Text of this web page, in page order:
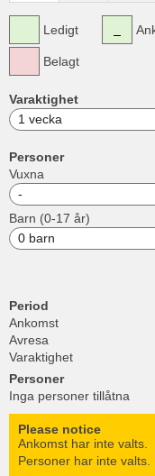
Ledigt
Belagt
Varaktighet
Personer
Vuxna
Barn (0-17 år)
Period
Ankomst
Avresa
Varaktighet
Personer
Inga personer tillåtna
Please notice
Ankomst har inte valts.
Personer har inte valts.